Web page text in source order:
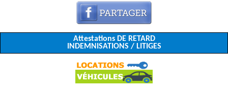
Attestations DE RETARD
INDEMNISATIONS / LITIGES